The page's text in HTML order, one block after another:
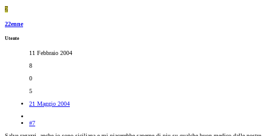
2
22enne
Utente
11 Febbraio 2004
8
0
5
21 Maggio 2004
#7